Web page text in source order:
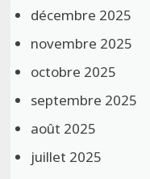
décembre 2025
novembre 2025
octobre 2025
septembre 2025
août 2025
juillet 2025